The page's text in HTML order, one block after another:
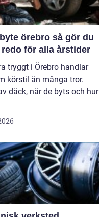
örebro så gör du
för alla årstider
tryggt i Örebro handlar
körstil än många tror.
däck, när de byts och hur